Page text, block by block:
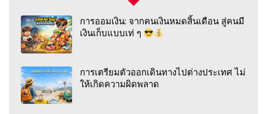
การออมเงิน: จากคนเงินหมดสิ้นเดือน สู่คนมี
เงินเก็บแบบเท่ ๆ
การเตรียมตัวออกเดินทางไปต่างประเทศ ไม่
ให้เกิดความผิดพลาด